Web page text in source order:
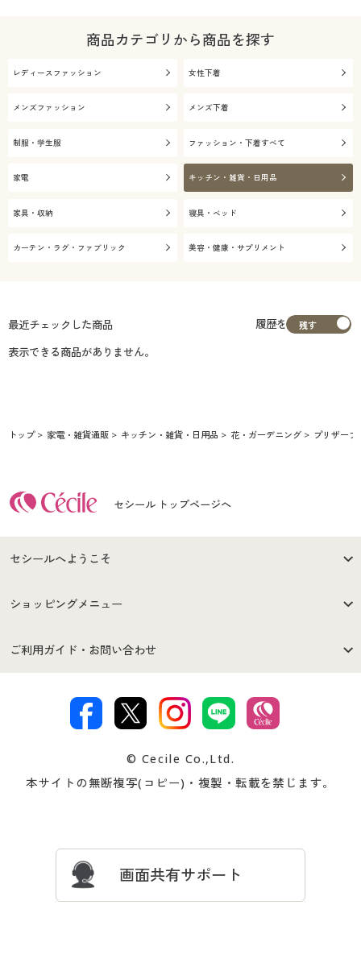
商品カテゴリから商品を探す
レディースファッション 女性下着
メンズファッション メンズ下着
制服・学生服 ファッション・下着すべて
家電 キッチン・雑貨・日用品
家具・収納 寝具・ベッド
カーテン・ラグ・ファブリック 美容・健康・サプリメント
最近チェックした商品
履歴を
表示できる商品がありません。
トップ 家電・雑貨通販 キッチン・雑貨・日用品 花・ガーデニング プリザー
セシール トップページへ
セシールへようこそ
はじめての方へ
セシールご利用規約
著作権・商標について 会社案内
ショッピングメニュー
商品カテゴリ
プレゼント＆キャンペーン サイトマップ
ご利用ガイド・お問い合わせ
交換・返品は お支払は
ついて
忘れの場合
© Cecile Co.,Ltd.
本サイトの無断複写(コピー)・複製・転載を禁じます。
画面共有サポート